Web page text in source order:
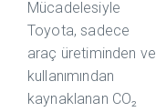
Mücadelesiyle
Toyota, sadece
araç üretiminden ve
kullanımından
kaynaklanan CO₂